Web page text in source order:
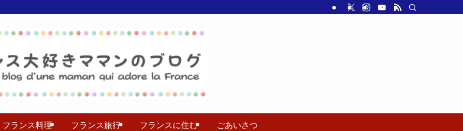
フランス料理 フランス旅行 フランスに住む ごあいさつ